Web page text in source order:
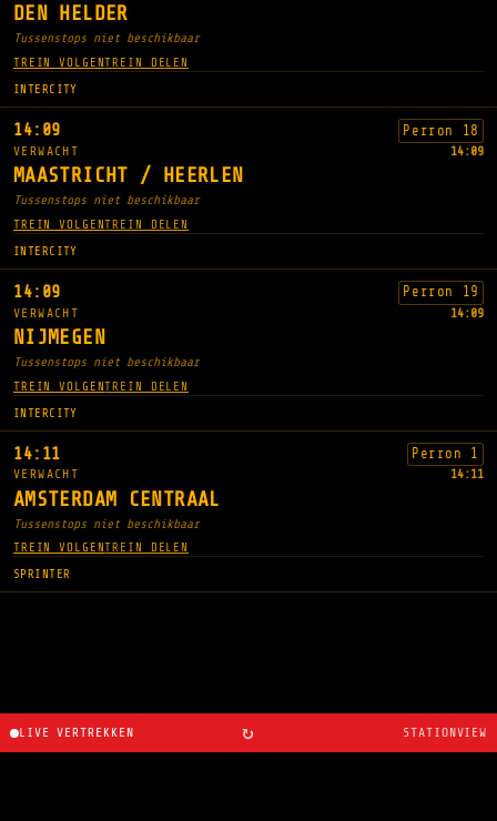
DEN HELDER
Tussenstops niet beschikbaar
TREIN VOLGENTREIN DELEN
INTERCITY
14:09 Perron 18
VERWACHT 14:09
MAASTRICHT / HEERLEN
Tussenstops niet beschikbaar
TREIN VOLGENTREIN DELEN
INTERCITY
14:09 Perron 19
VERWACHT 14:09
NIJMEGEN
Tussenstops niet beschikbaar
TREIN VOLGENTREIN DELEN
INTERCITY
14:11 Perron 1
VERWACHT 14:11
AMSTERDAM CENTRAAL
Tussenstops niet beschikbaar
TREIN VOLGENTREIN DELEN
SPRINTER
LIVE VERTREKKEN ↻ STATIONVIEW